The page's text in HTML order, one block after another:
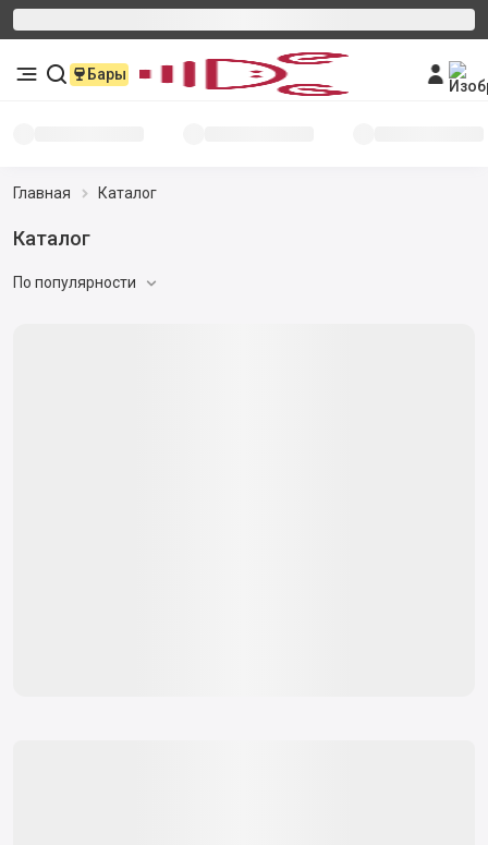
Бары
Главная Каталог
Каталог
По популярности